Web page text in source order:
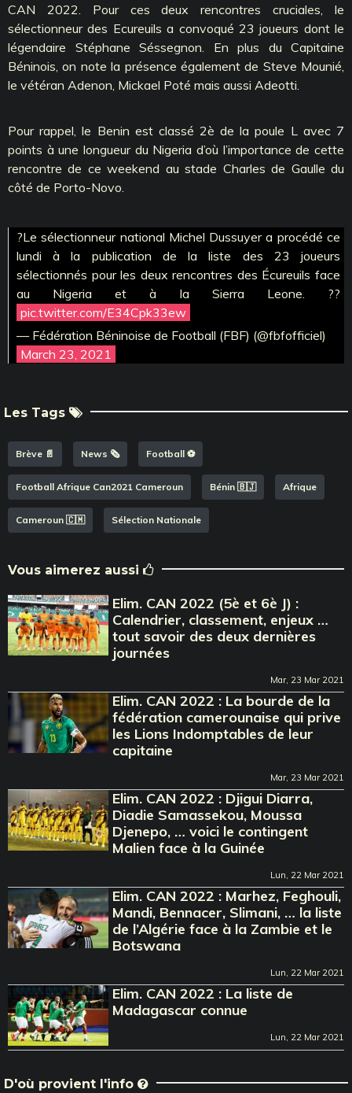
CAN 2022. Pour ces deux rencontres cruciales, le
sélectionneur des Ecureuils a convoqué 23 joueurs dont le
légendaire Stéphane Séssegnon. En plus du Capitaine
Béninois, on note la présence également de Steve Mounié,
le vétéran Adenon, Mickael Poté mais aussi Adeotti.
Pour rappel, le Benin est classé 2è de la poule L avec 7
points à une longueur du Nigeria d’où l’importance de cette
rencontre de ce weekend au stade Charles de Gaulle du
côté de Porto-Novo.
?Le sélectionneur national Michel Dussuyer a procédé ce
lundi à la publication de la liste des 23 joueurs
sélectionnés pour les deux rencontres des Écureuils face
au Nigeria et à la Sierra Leone. ??
pic.twitter.com/E34Cpk33ew
— Fédération Béninoise de Football (FBF) (@fbfofficiel)
March 23, 2021
Les Tags
Brève 📄 News 🗞️ Football ⚽️
Football Afrique Can2021 Cameroun Bénin 🇧🇯 Afrique
Cameroun 🇨🇲 Sélection Nationale
Vous aimerez aussi
Elim. CAN 2022 (5è et 6è J) :
Calendrier, classement, enjeux …
tout savoir des deux dernières
journées
Mar, 23 Mar 2021
Elim. CAN 2022 : La bourde de la
fédération camerounaise qui prive
les Lions Indomptables de leur
capitaine
Mar, 23 Mar 2021
Elim. CAN 2022 : Djigui Diarra,
Diadie Samassekou, Moussa
Djenepo, … voici le contingent
Malien face à la Guinée
Lun, 22 Mar 2021
Elim. CAN 2022 : Marhez, Feghouli,
Mandi, Bennacer, Slimani, … la liste
de l’Algérie face à la Zambie et le
Botswana
Lun, 22 Mar 2021
Elim. CAN 2022 : La liste de
Madagascar connue
Lun, 22 Mar 2021
D'où provient l'info